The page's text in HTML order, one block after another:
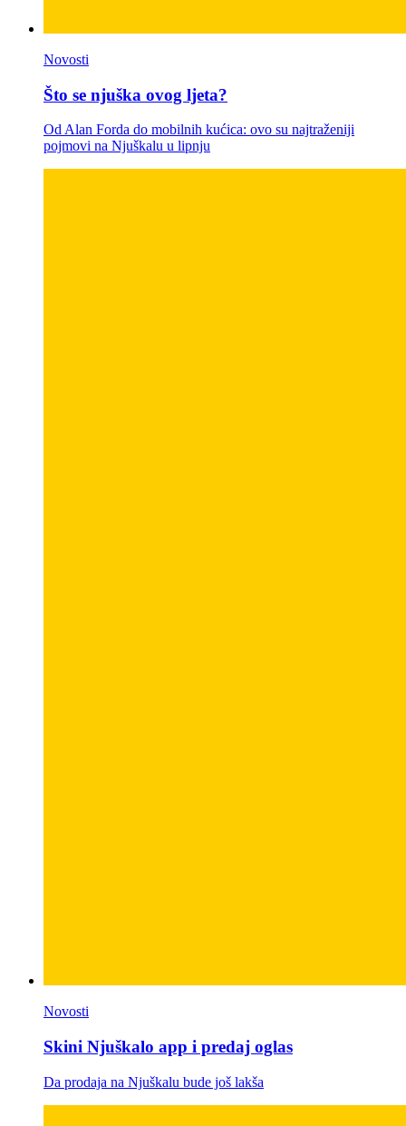
Novosti
Što se njuška ovog ljeta?
Od Alan Forda do mobilnih kućica: ovo su najtraženiji
pojmovi na Njuškalu u lipnju
Novosti
Skini Njuškalo app i predaj oglas
Da prodaja na Njuškalu bude još lakša